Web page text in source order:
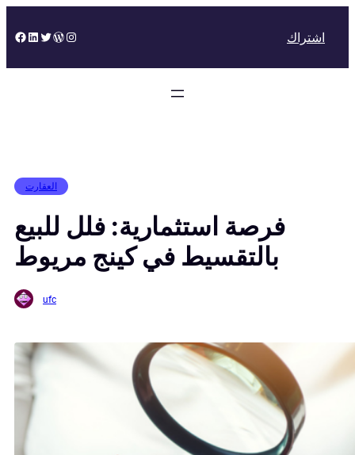
to
Facebook
LinkedIn
Twitter
WordPress
Instagram اشتراك
العقارت
فرصة استثمارية: فلل للبيع
بالتقسيط في كينج مريوط
ufc